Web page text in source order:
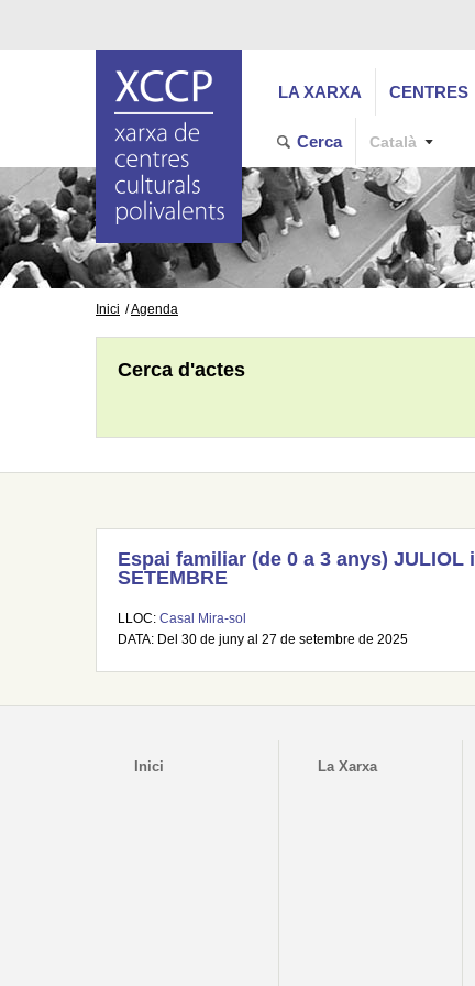
LA XARXA CENTRES
Cerca Català
Inici Agenda
Cerca d'actes
Espai familiar (de 0 a 3 anys) JULIOL i
SETEMBRE
LLOC: Casal Mira-sol
DATA: Del 30 de juny al 27 de setembre de 2025
Inici La Xarxa